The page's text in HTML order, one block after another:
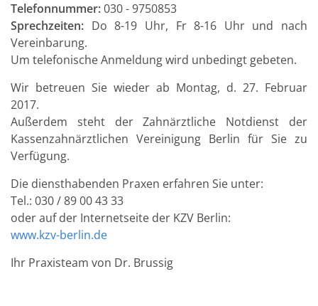
Telefonnummer:030 - 9750853
Sprechzeiten: Do 8-19 Uhr, Fr 8-16 Uhr und nach
Vereinbarung.
Um telefonische Anmeldung wird unbedingt gebeten.
Wir betreuen Sie wieder ab Montag, d. 27. Februar
2017.
Außerdem steht der Zahnärztliche Notdienst der
Kassenzahnärztlichen Vereinigung Berlin für Sie zu
Verfügung.
Die diensthabenden Praxen erfahren Sie unter:
Tel.: 030 / 89 00 43 33
oder auf der Internetseite der KZV Berlin:
www.kzv-berlin.de
Ihr Praxisteam von Dr. Brussig